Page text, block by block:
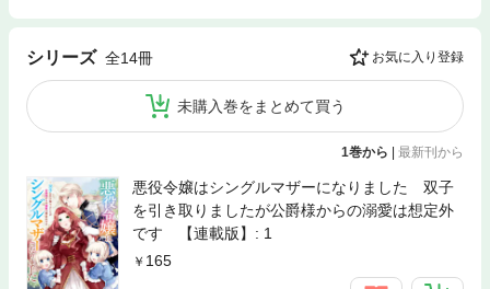
シリーズ 全14冊 お気に入り登録
未購入巻をまとめて買う
1巻から 最新刊から
悪役令嬢はシングルマザーになりました 双子
を引き取りましたが公爵様からの溺愛は想定外
です 【連載版】: 1
165